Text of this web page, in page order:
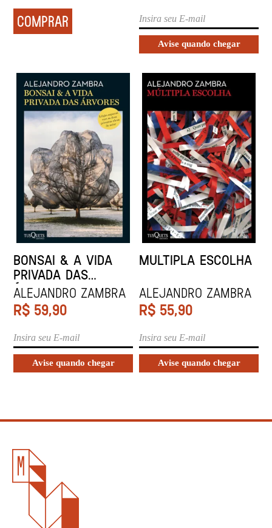
COMPRAR
BONSAI & A VIDA
PRIVADA DAS
ÁRVORES
Alejandro Zambra
R$ 59,90
MULTIPLA ESCOLHA
Alejandro Zambra
R$ 55,90